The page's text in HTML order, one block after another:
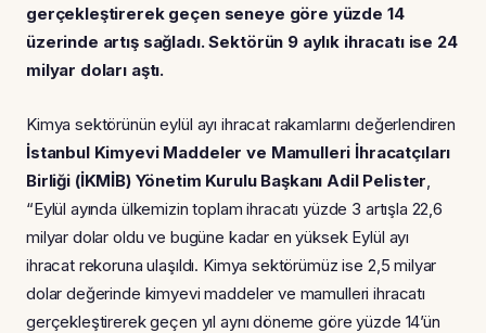
gerçekleştirerek geçen seneye göre yüzde 14
üzerinde artış sağladı. Sektörün 9 aylık ihracatı ise 24
milyar doları aştı.
Kimya sektörünün eylül ayı ihracat rakamlarını değerlendiren
İstanbul Kimyevi Maddeler ve Mamulleri İhracatçıları
Birliği (İKMİB) Yönetim Kurulu Başkanı Adil Pelister
“Eylül ayında ülkemizin toplam ihracatı yüzde 3 artışla 22,6
milyar dolar oldu ve bugüne kadar en yüksek Eylül ayı
ihracat rekoruna ulaşıldı. Kimya sektörümüz ise 2,5 milyar
dolar değerinde kimyevi maddeler ve mamulleri ihracatı
gerçekleştirerek geçen yıl aynı döneme göre yüzde 14’ün